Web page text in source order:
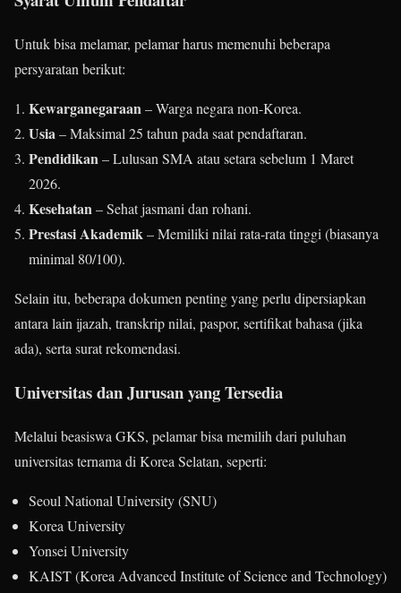
Untuk bisa melamar, pelamar harus memenuhi beberapa
persyaratan berikut:
Kewarganegaraan– Warga negara non-Korea.
Usia– Maksimal 25 tahun pada saat pendaftaran.
Pendidikan– Lulusan SMA atau setara sebelum 1 Maret
2026.
Kesehatan– Sehat jasmani dan rohani.
Prestasi Akademik– Memiliki nilai rata-rata tinggi (biasanya
minimal 80/100).
Selain itu, beberapa dokumen penting yang perlu dipersiapkan
antara lain ijazah, transkrip nilai, paspor, sertifikat bahasa (jika
ada), serta surat rekomendasi.
Universitas dan Jurusan yang Tersedia
Melalui beasiswa GKS, pelamar bisa memilih dari puluhan
universitas ternama di Korea Selatan, seperti:
Seoul National University (SNU)
Korea University
Yonsei University
KAIST (Korea Advanced Institute of Science and Technology)